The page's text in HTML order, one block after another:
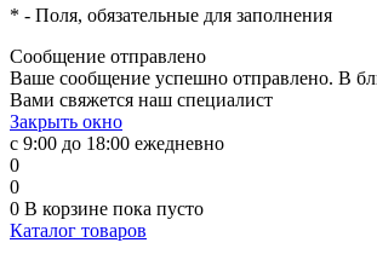
* - Поля, обязательные для заполнения
Сообщение отправлено
Ваше сообщение успешно отправлено. В
Вами свяжется наш специалист
Закрыть окно
с 9:00 до 18:00 ежедневно
0
0
0 В корзине пока пусто
Каталог товаров